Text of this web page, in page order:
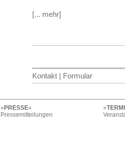
[... mehr]
Kontakt | Formular
»PRESSE«
Pressemitteilungen
»